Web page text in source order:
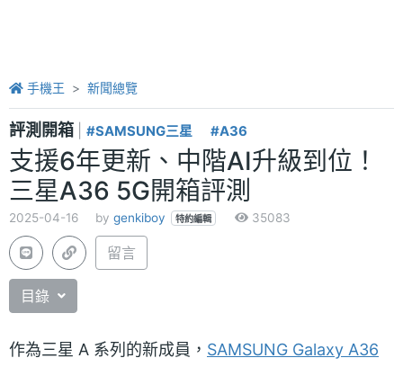
手機王 新聞總覽
評測開箱 #SAMSUNG三星 #A36
支援6年更新、中階AI升級到位！
三星A36 5G開箱評測
2025-04-16 by genkiboy 特約編輯 35083
留言
目錄
作為三星 A 系列的新成員， SAMSUNG Galaxy A36